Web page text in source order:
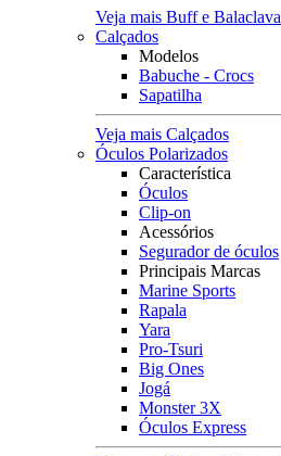
Veja mais Buff e Balaclava
Calçados
Modelos
Babuche - Crocs
Sapatilha
Veja mais Calçados
Óculos Polarizados
Característica
Óculos
Clip-on
Acessórios
Segurador de óculos
Principais Marcas
Marine Sports
Rapala
Yara
Pro-Tsuri
Big Ones
Jogá
Monster 3X
Óculos Express